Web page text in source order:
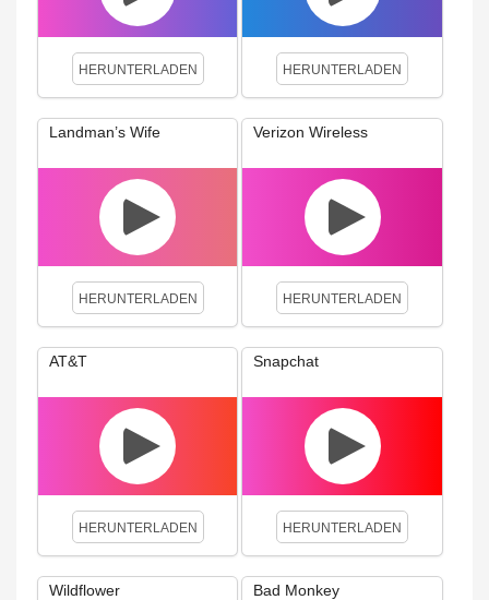
HERUNTERLADEN HERUNTERLADEN
Landman’s Wife
HERUNTERLADEN
Verizon Wireless
HERUNTERLADEN
AT&T
HERUNTERLADEN
Snapchat
HERUNTERLADEN
Wildflower Bad Monkey